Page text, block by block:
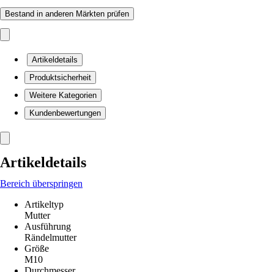
Bestand in anderen Märkten prüfen
Artikeldetails
Produktsicherheit
Weitere Kategorien
Kundenbewertungen
Artikeldetails
Bereich überspringen
Artikeltyp
Mutter
Ausführung
Rändelmutter
Größe
M10